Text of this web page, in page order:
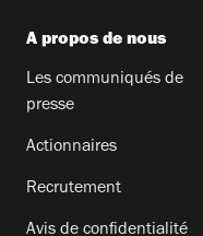
A propos de nous
Les communiqués de
presse
Actionnaires
Recrutement
Avis de confidentialité